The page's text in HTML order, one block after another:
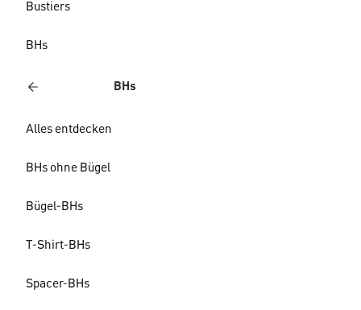
Bustiers
BHs
BHs
Alles entdecken
BHs ohne Bügel
Bügel-BHs
T-Shirt-BHs
Spacer-BHs